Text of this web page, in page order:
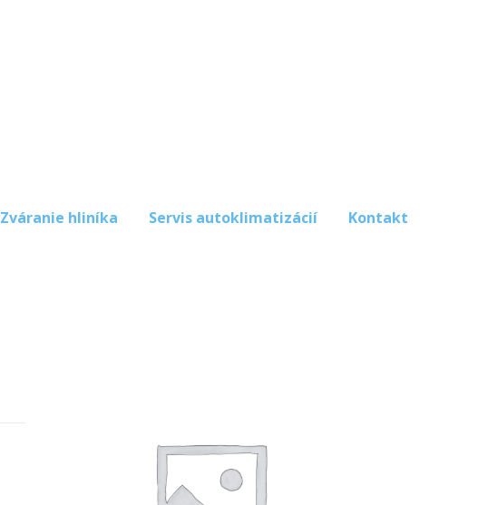
Zváranie hliníka Servis autoklimatizácií Kontakt